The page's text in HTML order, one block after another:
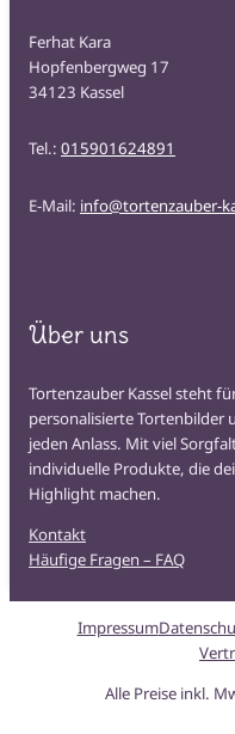
Ferhat Kara
Hopfenbergweg 17
34123 Kassel
Tel.: 015901624891
E-Mail: info@tortenzauber-
Über uns
Tortenzauber Kassel steht
personalisierte Tortenbilder
jeden Anlass. Mit viel
individuelle Produkte, die
Highlight machen.
Kontakt
Häufige Fragen – FAQ
Impressum
Alle Preise inkl.